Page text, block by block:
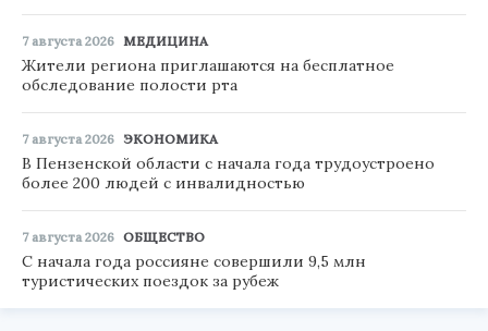
7 августа 2026 МЕДИЦИНА
Жители региона приглашаются на бесплатное
обследование полости рта
7 августа 2026 ЭКОНОМИКА
В Пензенской области с начала года трудоустроено
более 200 людей с инвалидностью
7 августа 2026 ОБЩЕСТВО
С начала года россияне совершили 9,5 млн
туристических поездок за рубеж